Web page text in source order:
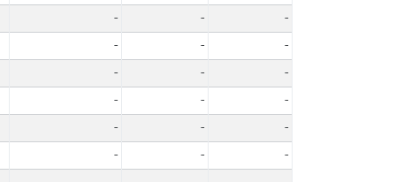
- -
-
- -
-
- -
-
- -
-
- -
-
- -
-